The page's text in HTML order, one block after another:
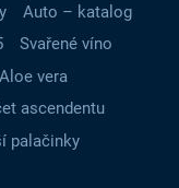
Auto – katalog
Svařené víno
Aloe vera
ascendentu
palačinky